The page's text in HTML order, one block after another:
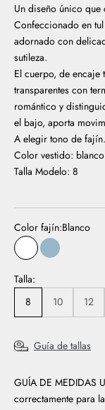
Un diseño único
Confeccionado en
adornado con
sutileza.
El cuerpo, de encaje
transparentes con
romántico y
el bajo, aporta
A elegir tono de fajín.
Color vestido: blanco
Talla Modelo: 8
Color fajín:Blanco
BlancoAzul
Talla:
8
10 12
Guía de tallas
GUÍA DE MEDIDAS
correctamente para